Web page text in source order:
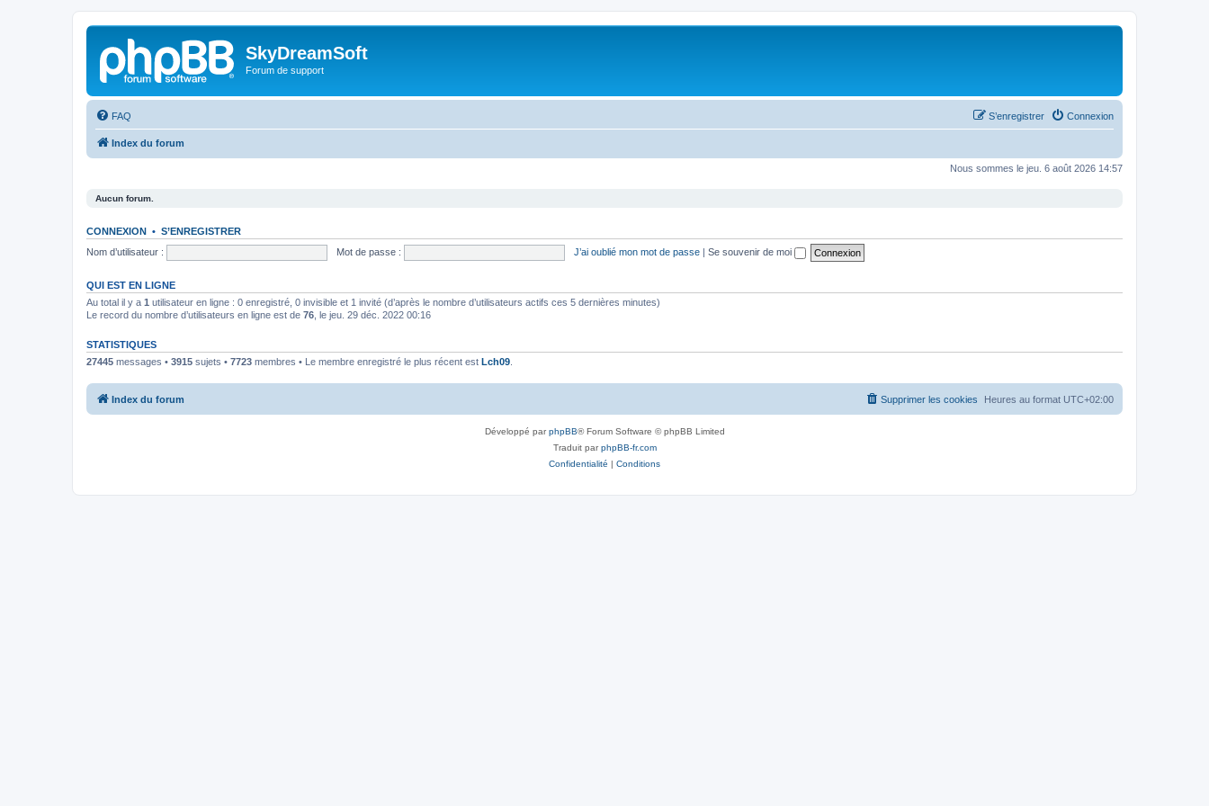
SkyDreamSoft
Forum de support
FAQ Connexion
S’enregistrer
Index du forum
Nous sommes le jeu. 6 août 2026 14:57
Aucun forum.
CONNEXION • S’ENREGISTRER
Nom d’utilisateur :
Mot de passe : J’ai oublié mon mot de passe | Se souvenir de moi
QUI EST EN LIGNE
Au total il y a 1 utilisateur en ligne : 0 enregistré, 0 invisible et 1 invité (d’après le nombre d’utilisateurs actifs ces 5 dernières minutes)
Le record du nombre d’utilisateurs en ligne est de 76 , le jeu. 29 déc. 2022 00:16
STATISTIQUES
27445 messages • 3915 sujets • 7723 membres • Le membre enregistré le plus récent est Lch09
Index du forum Heures au format UTC+02:00
Supprimer les cookies
Développé parphpBB® Forum Software © phpBB Limited
Traduit parphpBB-fr.com
Confidentialité | Conditions